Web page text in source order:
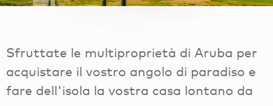
Sfruttate le multiproprietà di Aruba per
acquistare il vostro angolo di paradiso e
fare dell'isola la vostra casa lontano da